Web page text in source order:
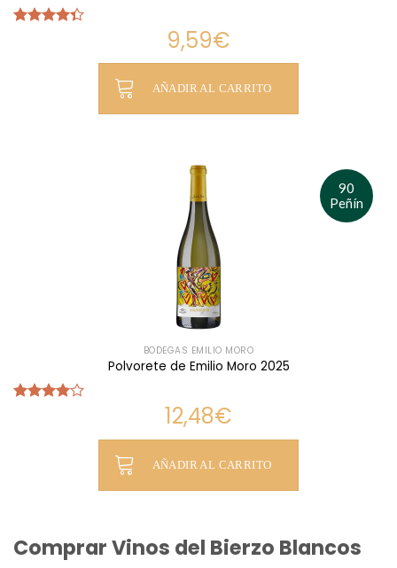
Comprar Vinos del Bierzo Blancos
9,59€
AÑADIR AL CARRITO
90
Peñín
BODEGAS EMILIO MORO
Polvorete de Emilio Moro 2025
12,48€
AÑADIR AL CARRITO